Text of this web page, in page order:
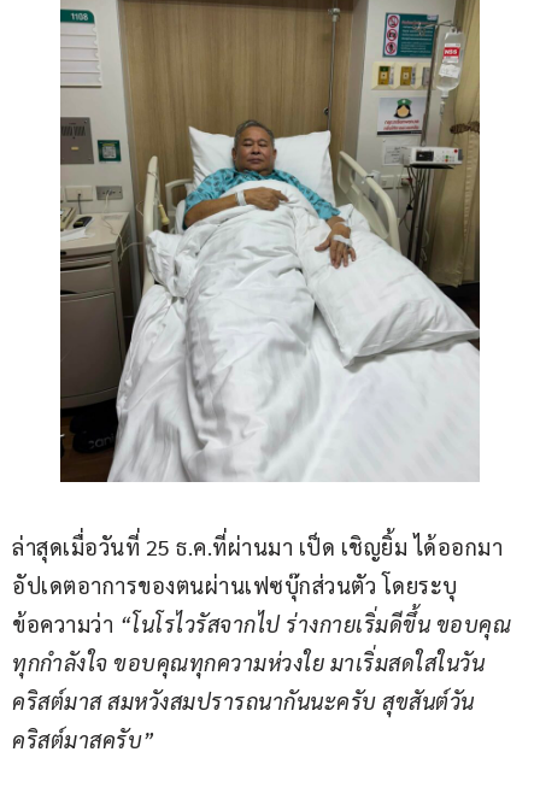
ล่าสุดเมื่อวันที่ 25 ธ.ค.ที่ผ่านมา เป็ด เชิญยิ้ม ได้ออกมา
อัปเดตอาการของตนผ่านเฟซบุ๊กส่วนตัว โดยระบุ
ข้อความว่า “โนโรไวรัสจากไป ร่างกายเริ่มดีขึ้น ขอบคุณ
ทุกกำลังใจ ขอบคุณทุกความห่วงใย มาเริ่มสดใสในวัน
คริสต์มาส สมหวังสมปรารถนากันนะครับ สุขสันต์วัน
คริสต์มาสครับ”